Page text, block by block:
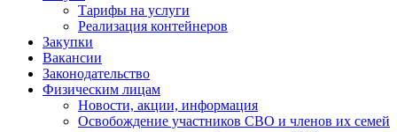
Тарифы на услуги
Реализация контейнеров
Закупки
Вакансии
Законодательство
Физическим лицам
Новости, акции, информация
Освобождение участников СВО и членов их семей